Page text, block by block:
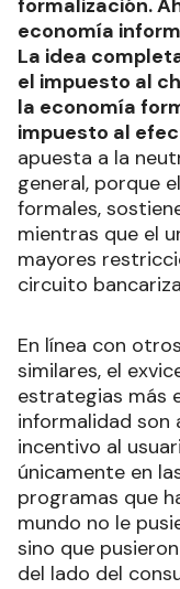
formalización.
economía
La idea
el impuesto al
la economía
impuesto al
apuesta a la
general, porque
formales,
mientras que el
mayores
circuito
En línea con
similares, el
estrategias más
informalidad son
incentivo al
únicamente en
programas que
mundo no le
sino que
del lado del